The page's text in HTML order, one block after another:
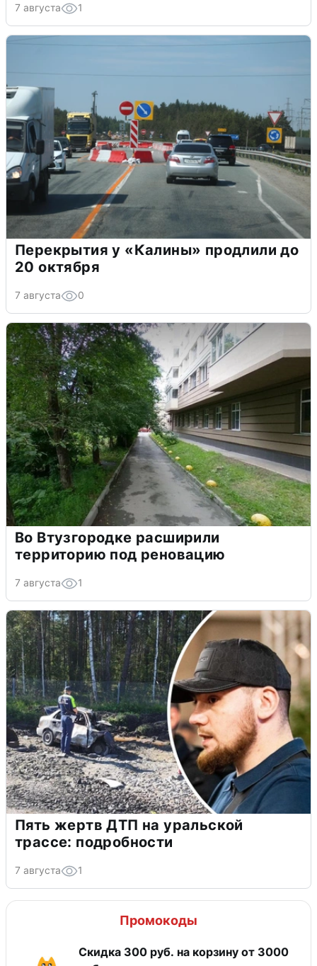
7 августа 1
Перекрытия у «Калины» продлили до
20 октября
7 августа 0
Во Втузгородке расширили
территорию под реновацию
7 августа 1
Пять жертв ДТП на уральской
трассе: подробности
7 августа 1
Промокоды
Скидка 300 руб. на корзину от 3000